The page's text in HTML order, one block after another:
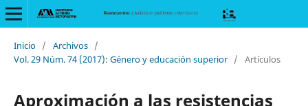
Inicio / Archivos /
Vol. 29 Núm. 74 (2017): Género y educación superior / Artículos
Aproximación a las resistencias